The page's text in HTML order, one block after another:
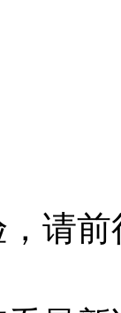
请